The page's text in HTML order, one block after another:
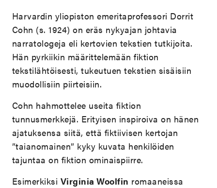
Harvardin yliopiston emeritaprofessori Dorrit
Cohn (s. 1924) on eräs nykyajan johtavia
narratologeja eli kertovien tekstien tutkijoita.
Hän pyrkiikin määrittelemään fiktion
tekstilähtöisesti, tukeutuen tekstien sisäisiin
muodollisiin piirteisiin.
Cohn hahmottelee useita fiktion
tunnusmerkkejä. Erityisen inspiroiva on hänen
ajatuksensa siitä, että fiktiivisen kertojan
”taianomainen” kyky kuvata henkilöiden
tajuntaa on fiktion ominaispiirre.
Esimerkiksi Virginia Woolfin romaaneissa